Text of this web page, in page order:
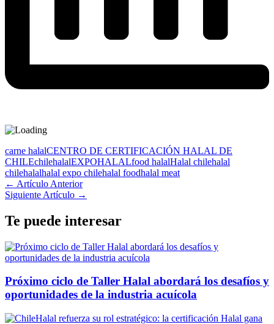
carne halalCENTRO DE CERTIFICACIÓN HALAL DE
CHILEchilehalalEXPOHALALfood halalHalal chilehalal
chilehalalhalal expo chilehalal foodhalal meat
← Artículo Anterior
Siguiente Artículo →
Te puede interesar
Próximo ciclo de Taller Halal abordará los desafíos y
oportunidades de la industria acuícola